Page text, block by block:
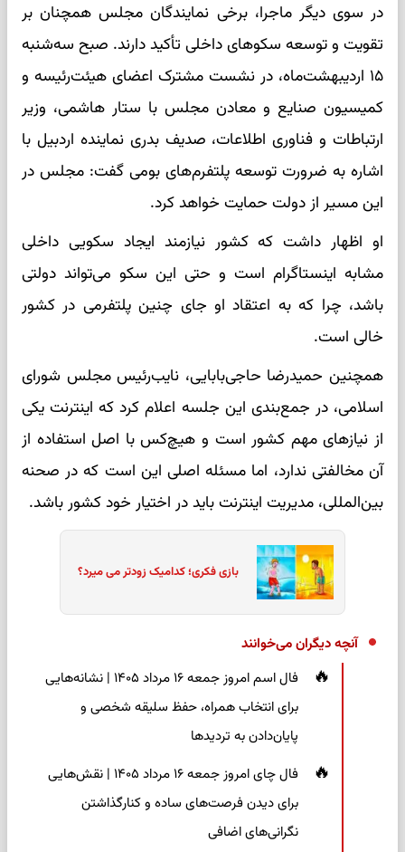
در سوی دیگر ماجرا، برخی نمایندگان مجلس همچنان بر
تقویت و توسعه سکوهای داخلی تأکید دارند. صبح سه‌شنبه
۱۵ اردیبهشت‌ماه، در نشست مشترک اعضای هیئت‌رئیسه و
کمیسیون صنایع و معادن مجلس با ستار هاشمی، وزیر
ارتباطات و فناوری اطلاعات، صدیف بدری نماینده اردبیل با
اشاره به ضرورت توسعه پلتفرم‌های بومی گفت: مجلس در
این مسیر از دولت حمایت خواهد کرد.
او اظهار داشت که کشور نیازمند ایجاد سکویی داخلی
مشابه اینستاگرام است و حتی این سکو می‌تواند دولتی
باشد، چرا که به اعتقاد او جای چنین پلتفرمی در کشور
خالی است.
همچنین حمیدرضا حاجی‌بابایی، نایب‌رئیس مجلس شورای
اسلامی، در جمع‌بندی این جلسه اعلام کرد که اینترنت یکی
از نیازهای مهم کشور است و هیچ‌کس با اصل استفاده از
آن مخالفتی ندارد، اما مسئله اصلی این است که در صحنه
بین‌المللی، مدیریت اینترنت باید در اختیار خود کشور باشد.
بازی فکری؛ کدامیک زودتر می میرد؟
آنچه دیگران می‌خوانند
فال اسم امروز جمعه ۱۶ مرداد ۱۴۰۵ | نشانه‌هایی
برای انتخاب همراه، حفظ سلیقه شخصی و
پایان‌دادن به تردیدها
فال چای امروز جمعه ۱۶ مرداد ۱۴۰۵ | نقش‌هایی
برای دیدن فرصت‌های ساده و کنارگذاشتن
نگرانی‌های اضافی